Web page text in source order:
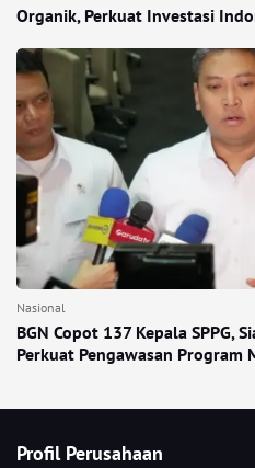
Organik, Perkuat Investasi
Nasional
BGN Copot 137 Kepala SPPG,
Perkuat Pengawasan Program
Profil Perusahaan